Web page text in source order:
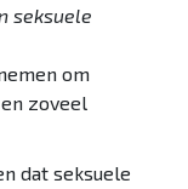
seksuele
om
zoveel
dat seksuele